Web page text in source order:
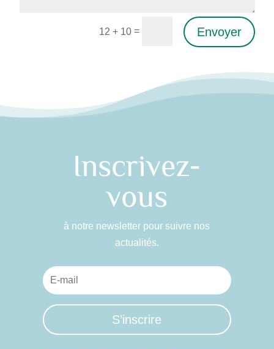
12 + 10= Envoyer
Inscrivez-
vous
à notre newsletter pour suivre nos
actualités.
S’inscrire